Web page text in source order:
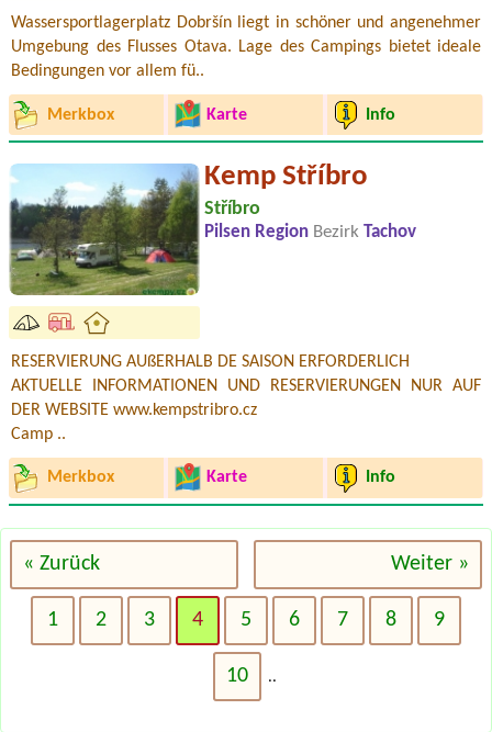
Wassersportlagerplatz Dobršín liegt in schöner und angenehmer
Umgebung des Flusses Otava. Lage des Campings bietet ideale
Bedingungen vor allem fü..
Merkbox Karte Info
Kemp Stříbro
Stříbro
Pilsen Region Bezirk Tachov
RESERVIERUNG AUßERHALB DE SAISON ERFORDERLICH
AKTUELLE INFORMATIONEN UND RESERVIERUNGEN NUR AUF
DER WEBSITE www.kempstribro.cz
Camp ..
Merkbox Karte Info
« Zurück Weiter »
1 2 3 4 5 6 7 8 9
10 ..